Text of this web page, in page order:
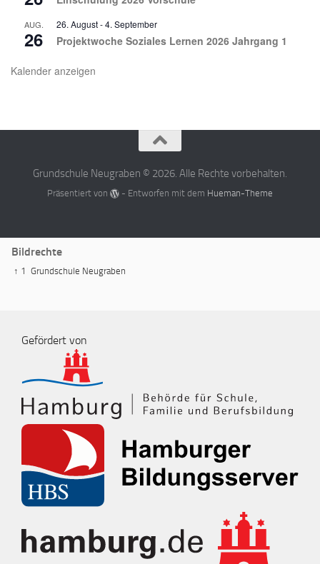
AUG.
26
26. August-4. September
Projektwoche Soziales Lernen 2026 Jahrgang 1
Kalender anzeigen
Grundschule Neugraben © 2026. Alle Rechte vorbehalten.
Präsentiert von - Entworfen mit dem Hueman-Theme
Bildrechte
↑ 1 Grundschule Neugraben
Gefördert von